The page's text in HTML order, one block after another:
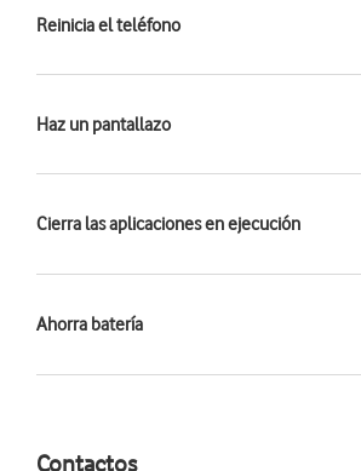
Reinicia el teléfono
Haz un pantallazo
Cierra las aplicaciones en ejecución
Ahorra batería
Contactos